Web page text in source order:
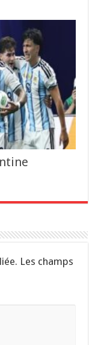
Les champs